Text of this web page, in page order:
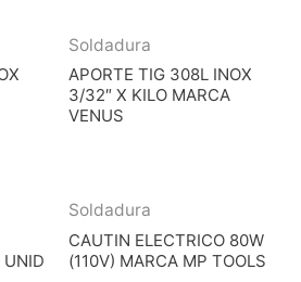
Soldadura
APORTE TIG 308L INOX
3/32″ X KILO MARCA
VENUS
Soldadura
CAUTIN ELECTRICO 80W
(110V) MARCA MP TOOLS